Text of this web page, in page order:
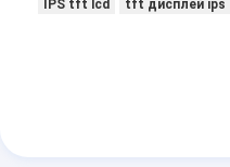
IPS tft lcd tft дисплей ips